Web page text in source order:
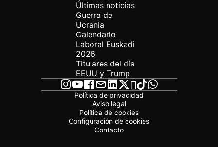
Últimas noticias
Guerra de
Ucrania
Calendario
Laboral Euskadi
2026
Titulares del día
EEUU y Trump
Política de privacidad
Aviso legal
Política de cookies
Configuración de cookies
Contacto